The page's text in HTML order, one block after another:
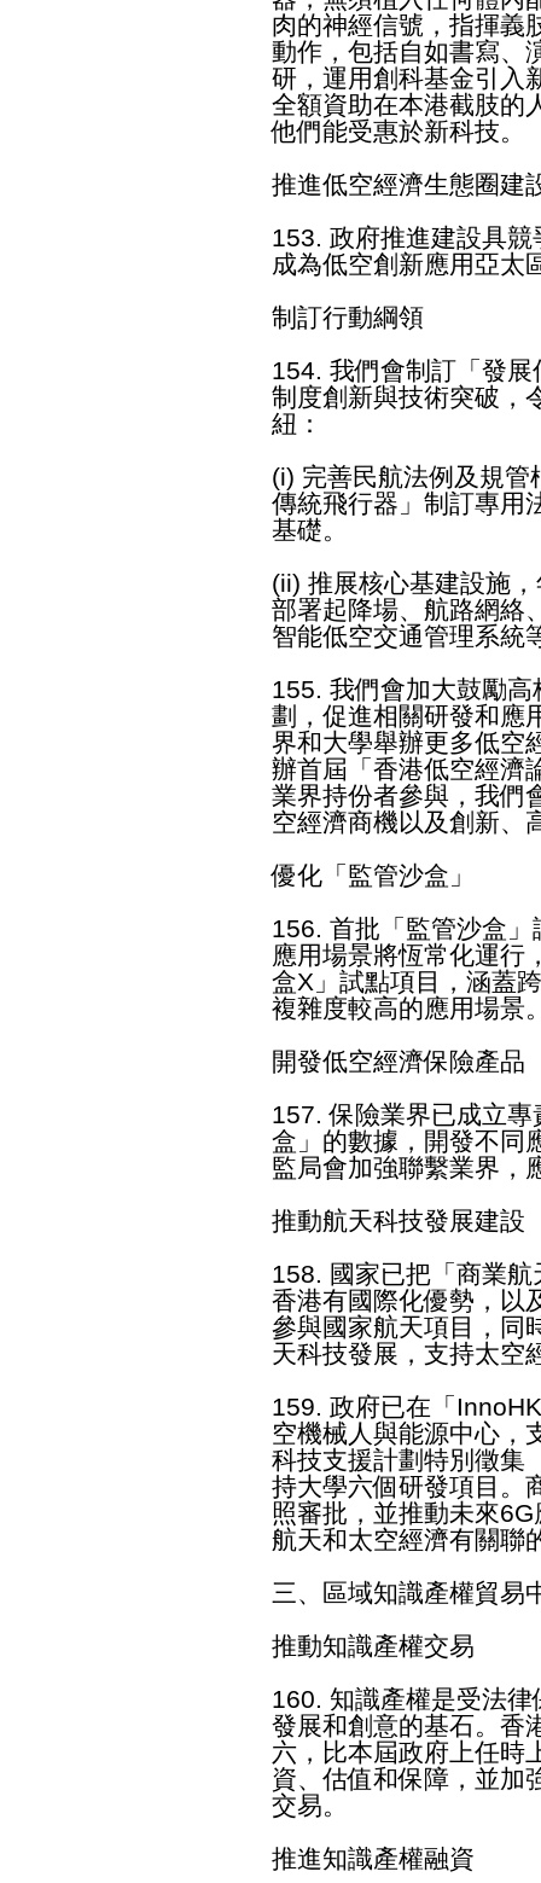
肉的神經信號，指揮義
動作，包括自如書寫、
研，運用創科基金引入
全額資助在本港截肢的
他們能受惠於新科技。
推進低空經濟生態圈建
153. 政府推進建設具
成為低空創新應用亞太
制訂行動綱領
154. 我們會制訂「發
制度創新與技術突破，
紐：
(i) 完善民航法例及規
傳統飛行器」制訂專用
基礎。
(ii) 推展核心基建設施
部署起降場、航路網絡
智能低空交通管理系統
155. 我們會加大鼓勵
劃，促進相關研發和應
界和大學舉辦更多低空
辦首屆「香港低空經濟
業界持份者參與，我們
空經濟商機以及創新、
優化「監管沙盒」
156. 首批「監管沙盒
應用場景將恆常化運行
盒X」試點項目，涵蓋
複雜度較高的應用場景
開發低空經濟保險產品
157. 保險業界已成立
盒」的數據，開發不同
監局會加強聯繫業界，
推動航天科技發展建
158. 國家已把「商業
香港有國際化優勢，以
參與國家航天項目，同
天科技發展，支持太空
159. 政府已在「
空機械人與能源中心，
科技支援計劃特別徵集
持大學六個研發項目。
照審批，並推動未來
航天和太空經濟有關聯
三、區域知識產權貿易
推動知識產權交易
160. 知識產權是受法
發展和創意的基石。香
六，比本屆政府上任時
資、估值和保障，並加
交易。
推進知識產權融資